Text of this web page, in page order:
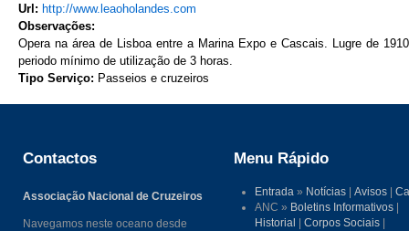
Url: http://www.leaoholandes.com
Observações:
Opera na área de Lisboa entre a Marina Expo e Cascais. Lugre de
periodo mínimo de utilização de 3 horas.
Tipo Serviço: Passeios e cruzeiros
Contactos
Associação Nacional de Cruzeiros
Navegamos neste oceano desde
Menu Rápido
Entrada » Notícias |Avisos |
ANC » Boletins Informativos
Historial
|Corpos Sociais